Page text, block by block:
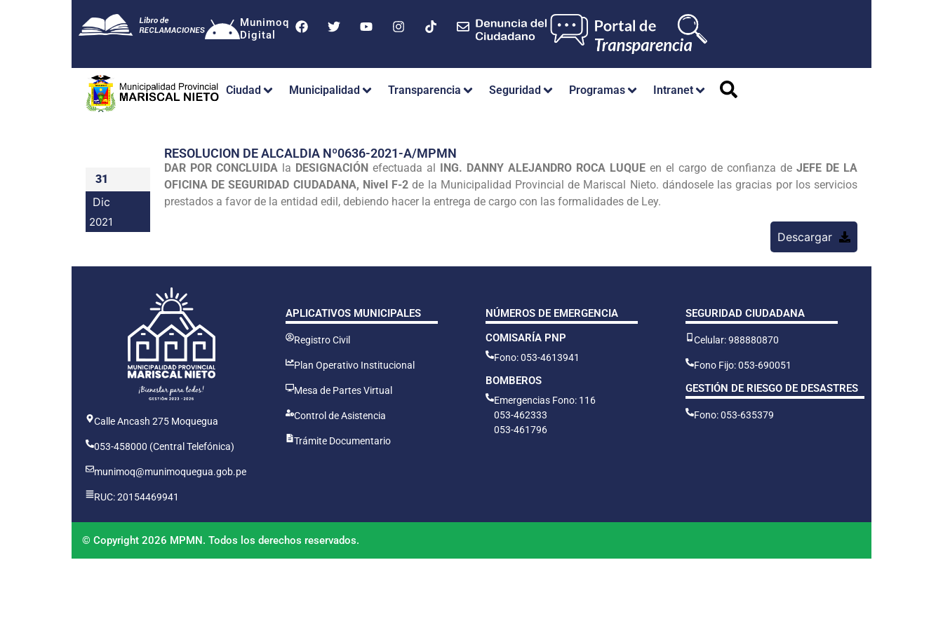
Munimoq
Digital
Ciudad Municipalidad Transparencia Seguridad Programas Intranet
31
Dic
2021
RESOLUCION DE ALCALDIA Nº0636-2021-A/MPMN
DAR POR CONCLUIDA la DESIGNACIÓN efectuada al ING. DANNY ALEJANDRO ROCA LUQUE en el cargo de confianza de JEFE DE LA
OFICINA DE SEGURIDAD CIUDADANA, Nivel F-2 de la Municipalidad Provincial de Mariscal Nieto. dándosele las gracias por los servicios
prestados a favor de la entidad edil, debiendo hacer la entrega de cargo con las formalidades de Ley.
Descargar
Calle Ancash 275 Moquegua
053-458000 (Central Telefónica)
munimoq@munimoquegua.gob.pe
RUC: 20154469941
APLICATIVOS MUNICIPALES
Registro Civil
Plan Operativo Institucional
Mesa de Partes Virtual
Control de Asistencia
Trámite Documentario
NÚMEROS DE EMERGENCIA
COMISARÍA PNP
Fono: 053-4613941
BOMBEROS
Emergencias Fono: 116
053-462333
053-461796
SEGURIDAD CIUDADANA
Celular: 988880870
Fono Fijo: 053-690051
GESTIÓN DE RIESGO DE DESASTRES
Fono: 053-635379
© Copyright 2026 MPMN. Todos los derechos reservados.